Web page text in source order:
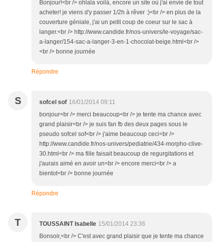
Bonjour!<br /> ohlala voilà, encore un site où j'ai envie de tout
acheter! je viens d'y passer 1/2h à rêver :)<br /> en plus de la
couverture géniale, j'ai un petit coup de coeur sur le sac à
langer.<br /> http://www.candide.fr/nos-univers/le-voyage/sac-
a-langer/154-sac-a-langer-3-en-1-chocolat-beige.html<br />
<br /> bonne journée
Répondre
S sofcel sof 16/01/2014 09:11
bonjour<br /> merci beaucoup<br /> je tente ma chance avec
grand plaisir<br /> je suis fan fb des deux pages sous le
pseudo sofcel sof<br /> j'aime beaucoup ceci<br />
http://www.candide.fr/nos-univers/pediatrie/434-morpho-clive-
30.html<br /> ma fille faisait beaucoup de regurgitations et
j'aurais aimé en avoir un<br /> encore merci<br /> a
bientot<br /> bonne journée
Répondre
T TOUSSAINT Isabelle 15/01/2014 23:36
Bonsoir,<br /> C'est avec grand plaisir que je tente ma chance